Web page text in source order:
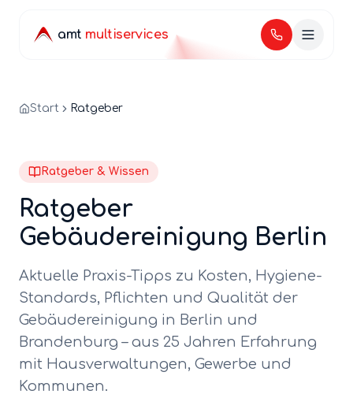
amt multiservices
Start Ratgeber
Ratgeber & Wissen
Ratgeber
Gebäudereinigung Berlin
Aktuelle Praxis-Tipps zu Kosten, Hygiene-
Standards, Pflichten und Qualität der
Gebäudereinigung in Berlin und
Brandenburg – aus 25 Jahren Erfahrung
mit Hausverwaltungen, Gewerbe und
Kommunen.